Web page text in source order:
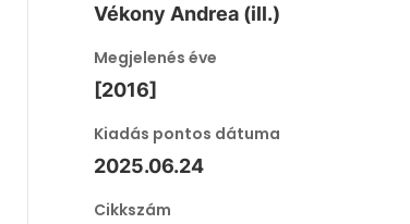
Vékony Andrea (ill.)
Megjelenés éve
[2016]
Kiadás pontos dátuma
2025.06.24
Cikkszám